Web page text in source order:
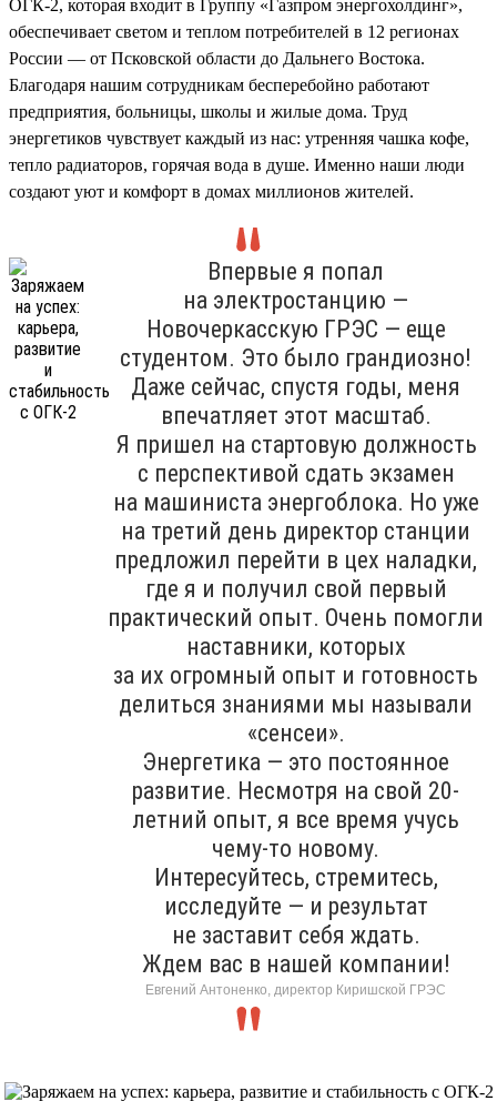
ОГК-2, которая входит в Группу «Газпром энергохолдинг»,
обеспечивает светом и теплом потребителей в 12 регионах
России — от Псковской области до Дальнего Востока.
Благодаря нашим сотрудникам бесперебойно работают
предприятия, больницы, школы и жилые дома. Труд
энергетиков чувствует каждый из нас: утренняя чашка кофе,
тепло радиаторов, горячая вода в душе. Именно наши люди
создают уют и комфорт в домах миллионов жителей.
Впервые я попал
на электростанцию —
Новочеркасскую ГРЭС — еще
студентом. Это было грандиозно!
Даже сейчас, спустя годы, меня
впечатляет этот масштаб.
Я пришел на стартовую должность
с перспективой сдать экзамен
на машиниста энергоблока. Но уже
на третий день директор станции
предложил перейти в цех наладки,
где я и получил свой первый
практический опыт. Очень помогли
наставники, которых
за их огромный опыт и готовность
делиться знаниями мы называли
«сенсеи».
Энергетика — это постоянное
развитие. Несмотря на свой 20-
летний опыт, я все время учусь
чему-то новому.
Интересуйтесь, стремитесь,
исследуйте — и результат
не заставит себя ждать.
Ждем вас в нашей компании!
Евгений Антоненко, директор Киришской ГРЭС